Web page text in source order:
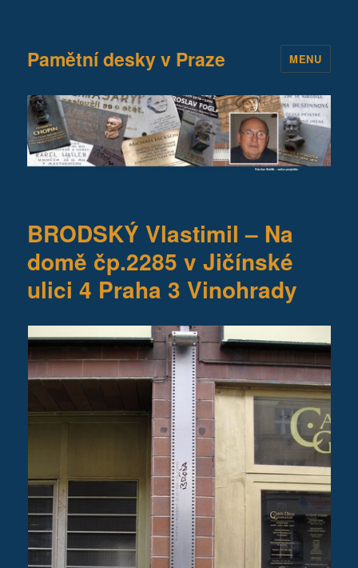
Pamětní desky v Praze MENU
BRODSKÝ Vlastimil – Na
domě čp.2285 v Jičínské
ulici 4 Praha 3 Vinohrady